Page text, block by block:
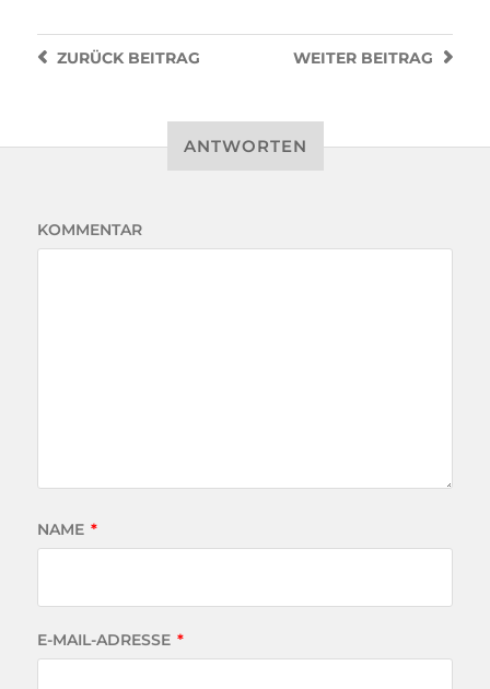
WEITER BEITRAG
ZURÜCKBEITRAG
ANTWORTEN
KOMMENTAR
NAME *
E-MAIL-ADRESSE *